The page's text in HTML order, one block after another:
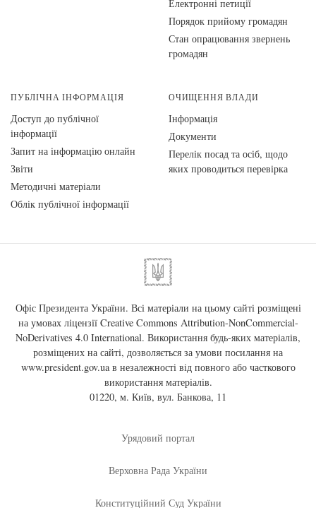
Електронні петиції
Порядок прийому громадян
Стан опрацювання звернень
громадян
ПУБЛІЧНА ІНФОРМАЦІЯ
Доступ до публічної
інформації
Запит на інформацію онлайн
Звіти
Методичні матеріали
Облік публічної інформації
ОЧИЩЕННЯ ВЛАДИ
Інформація
Документи
Перелік посад та осіб, щодо
яких проводиться перевірка
Офіс Президента України. Всі матеріали на цьому сайті розміщені
на умовах ліцензії Creative Commons Attribution-NonCommercial-
NoDerivatives 4.0 International. Використання будь-яких матеріалів,
розміщених на сайті, дозволяється за умови посилання на
www.president.gov.uaв незалежності від повного або часткового
використання матеріалів.
01220, м. Київ, вул. Банкова, 11
Урядовий портал
Верховна Рада України
Конституційний Суд України